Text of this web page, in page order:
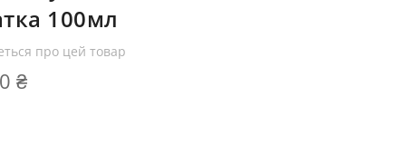
100мл
про цей товар
₴